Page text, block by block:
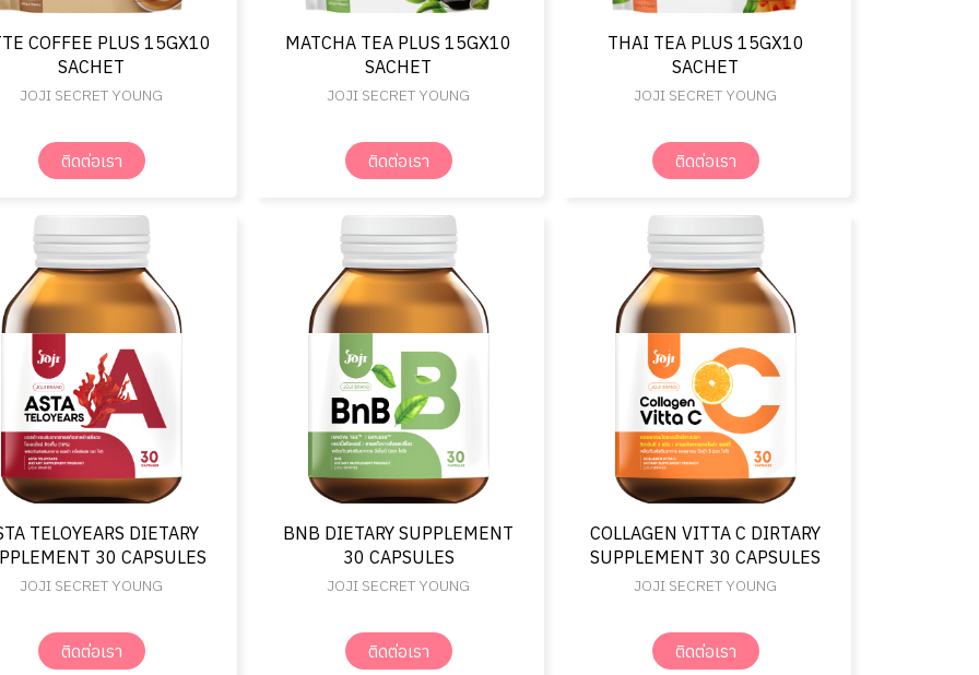
COFFEE PLUS 15GX10
SACHET
JOJI SECRET YOUNG
ติดต่อเรา
MATCHA TEA PLUS 15GX10
SACHET
JOJI SECRET YOUNG
ติดต่อเรา
THAI TEA PLUS 15GX10
SACHET
JOJI SECRET YOUNG
ติดต่อเรา
TELOYEARS DIETARY
30 CAPSULES
JOJI SECRET YOUNG
ติดต่อเรา
BNB DIETARY SUPPLEMENT
30 CAPSULES
JOJI SECRET YOUNG
ติดต่อเรา
COLLAGEN VITTA C DIRTARY
SUPPLEMENT 30 CAPSULES
JOJI SECRET YOUNG
ติดต่อเรา